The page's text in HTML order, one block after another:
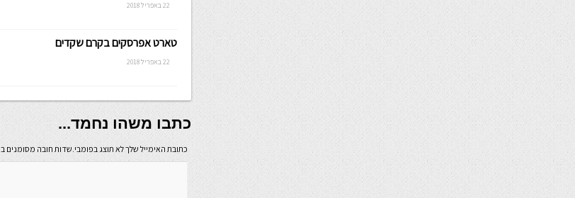
22 באפריל 2018
טארט אפרסקים בקרם שקדים
22 באפריל 2018
כתבו משהו נחמד...
כתובת האימייל שלך לא תוצג בפומבי.שדות חובה מסומנים ב